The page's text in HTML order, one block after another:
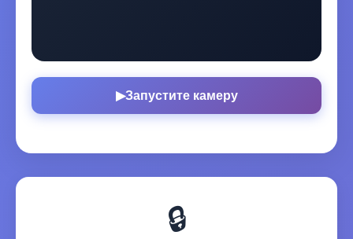
▶Запустите камеру
🔒